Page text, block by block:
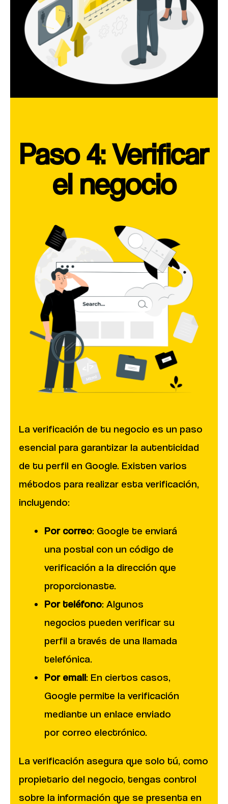
Paso 4: Verificar
el negocio
La verificación de tu negocio es un paso
esencial para garantizar la autenticidad
de tu perfil en Google. Existen varios
métodos para realizar esta verificación,
incluyendo:
Por correo: Google te enviará
una postal con un código de
verificación a la dirección que
proporcionaste.
Por teléfono: Algunos
negocios pueden verificar su
perfil a través de una llamada
telefónica.
Por email: En ciertos casos,
Google permite la verificación
mediante un enlace enviado
por correo electrónico.
La verificación asegura que solo tú, como
propietario del negocio, tengas control
sobre la información que se presenta en